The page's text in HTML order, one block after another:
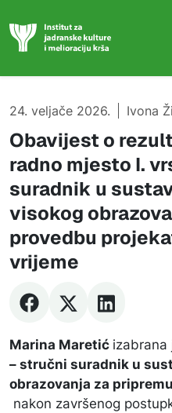
24. veljače 2026. Ivona
Obavijest o
radno mjesto I.
suradnik u
visokog
provedbu
vrijeme
Marina Maretić izabrana
– stručni suradnik u
obrazovanja za
nakon završenog